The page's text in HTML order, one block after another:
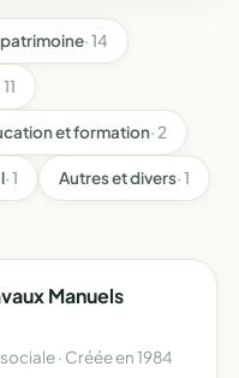
· 14
11
et formation· 2
· 1 Autres et divers· 1
Manuels
· Créée en 1984